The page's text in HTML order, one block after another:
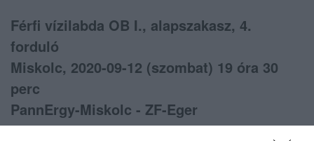
Férfi vízilabda OB I., alapszakasz, 4.
forduló
Miskolc, 2020-09-12 (szombat) 19 óra 30
perc
PannErgy-Miskolc - ZF-Eger
Játékvezetők: Csizmadia Zsolt, Tóth Imre